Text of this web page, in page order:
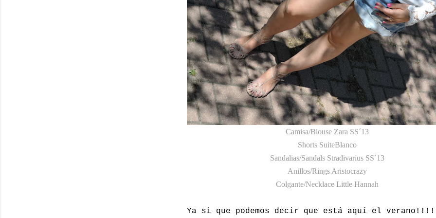
Camisa/Blouse Zara SS´13
Shorts SuiteBlanco
Sandalias/Sandals Stradivarius SS´13
Anillos/Rings Aristocrazy
Colgante/Necklace Little Hannah
Ya si que podemos decir que está aquí el